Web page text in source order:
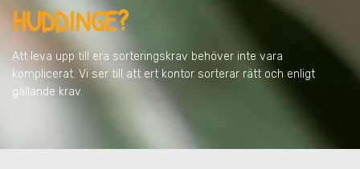
HUDDINGE?
Att leva upp till era sorteringskrav behöver inte vara
komplicerat. Vi ser till att ert kontor sorterar rätt och enligt
gällande krav.